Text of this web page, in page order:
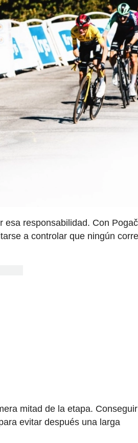
esa responsabilidad. Con
a controlar que ningún
mitad de la etapa. Conseguir
evitar después una larga